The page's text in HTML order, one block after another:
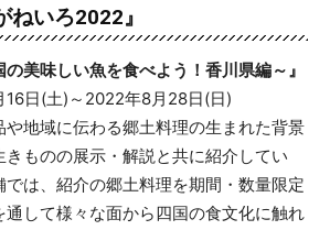
ねいろ2022』
の美味しい魚を食べよう！香川県編～』
16日(土)～2022年8月28日(日)
地域に伝わる郷土料理の生まれた背景
きものの展示・解説と共に紹介してい
では、紹介の郷土料理を期間・数量限定
通して様々な面から四国の食文化に触れ